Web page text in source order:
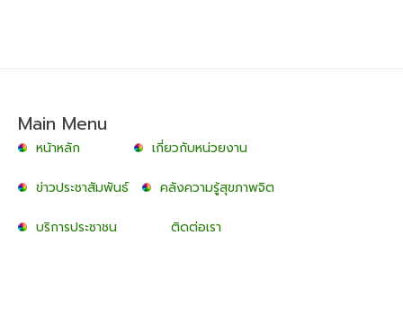
Main Menu
หน้าหลัก เกี่ยวกับหน่วยงาน
ข่าวประชาสัมพันธ์ คลังความรู้สุขภาพจิต
บริการประชาชน ติดต่อเรา